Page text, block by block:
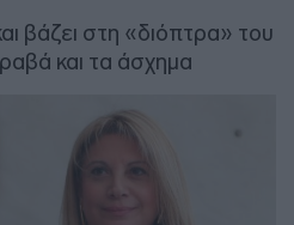
βάζει στη «διόπτρα» του
και τα άσχημα